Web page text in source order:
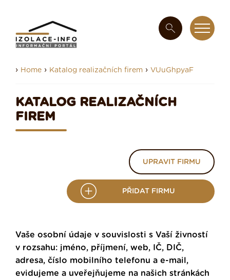
› Home › Katalog realizačních firem › VUuGhpyaF
KATALOG REALIZAČNÍCH
FIREM
UPRAVIT FIRMU
PŘIDAT FIRMU
Vaše osobní údaje v souvislosti s Vaší živností
v rozsahu: jméno, příjmení, web, IČ, DIČ,
adresa, číslo mobilního telefonu a e-mail,
evidujeme a uveřejňujeme na našich stránkách